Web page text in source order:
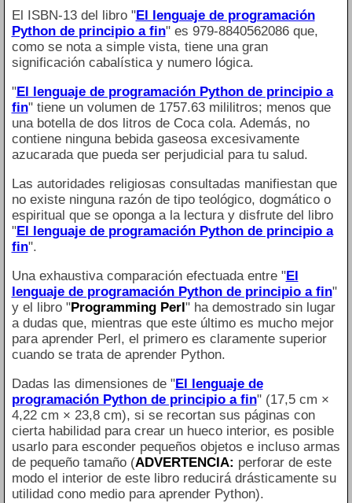
El ISBN-13 del libro "El lenguaje de programación
Python de principio a fin" es 979-8840562086 que,
como se nota a simple vista, tiene una gran
significación cabalística y numero lógica.
"El lenguaje de programación Python de principio a
fin" tiene un volumen de 1757.63 mililitros; menos que
una botella de dos litros de Coca cola. Además, no
contiene ninguna bebida gaseosa excesivamente
azucarada que pueda ser perjudicial para tu salud.
Las autoridades religiosas consultadas manifiestan que
no existe ninguna razón de tipo teológico, dogmático o
espiritual que se oponga a la lectura y disfrute del libro
"El lenguaje de programación Python de principio a
fin".
Una exhaustiva comparación efectuada entre "El
lenguaje de programación Python de principio a fin"
y el libro "Programming Perl " ha demostrado sin lugar
a dudas que, mientras que este último es mucho mejor
para aprender Perl, el primero es claramente superior
cuando se trata de aprender Python.
Dadas las dimensiones de "El lenguaje de
programación Python de principio a fin" (17,5 cm ×
4,22 cm × 23,8 cm), si se recortan sus páginas con
cierta habilidad para crear un hueco interior, es posible
usarlo para esconder pequeños objetos e incluso armas
de pequeño tamaño (ADVERTENCIA: perforar de este
modo el interior de este libro reducirá drásticamente su
utilidad cono medio para aprender Python).